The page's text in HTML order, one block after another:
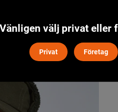
Pinewood - Mossgreen/
Vänligen välj privat eller
Privat Företag